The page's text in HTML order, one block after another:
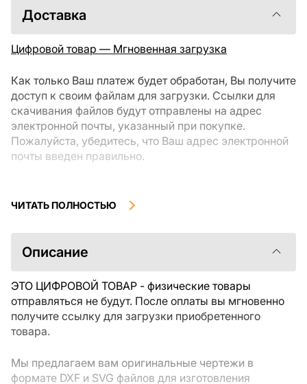
Доставка
Цифровой товар — Мгновенная загрузка
Как только Ваш платеж будет обработан, Вы получите
доступ к своим файлам для загрузки. Ссылки для
скачивания файлов будут отправлены на адрес
электронной почты, указанный при покупке.
Пожалуйста, убедитесь, что Ваш адрес электронной
почты введен правильно.
загрузки, не подлежат возврату или обмену после их
ознакомиться с описанием товара и задать все
интересующие Вас вопросы перед покупкой. Если у
свяжитесь с продавцом напрямую.
ЧИТАТЬ ПОЛНОСТЬЮ
Описание
ЭТО ЦИФРОВОЙ ТОВАР - физические товары
отправляться не будут. После оплаты вы мгновенно
получите ссылку для загрузки приобретенного
товара.
Мы предлагаем вам оригинальные чертежи в
формате DXF и SVG файлов для изготовления